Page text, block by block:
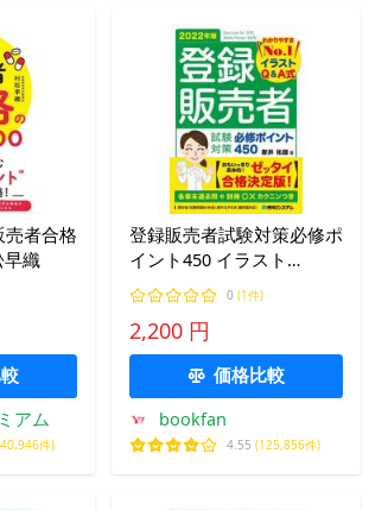
者合格
早織
アム
件)
登録販売者試験対策必修ポ
イント450 イラスト
Q&amp;A式 2022年版/新
井佑朋
0 (1件)
2,200 円
価格比較
bookfan
4.55 (125,856件)